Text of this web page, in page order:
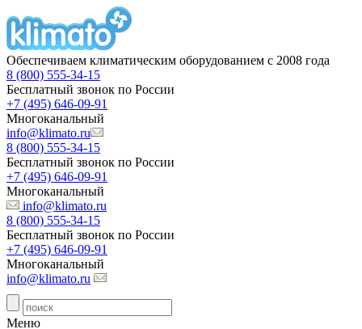
Обеспечиваем климатическим оборудованием с 2008 года
8 (800) 555-34-15
Бесплатный звонок по России
+7 (495) 646-09-91
Многоканальный
info@klimato.ru
8 (800) 555-34-15
Бесплатный звонок по России
+7 (495) 646-09-91
Многоканальный
info@klimato.ru
8 (800) 555-34-15
Бесплатный звонок по России
+7 (495) 646-09-91
Многоканальный
info@klimato.ru
Меню